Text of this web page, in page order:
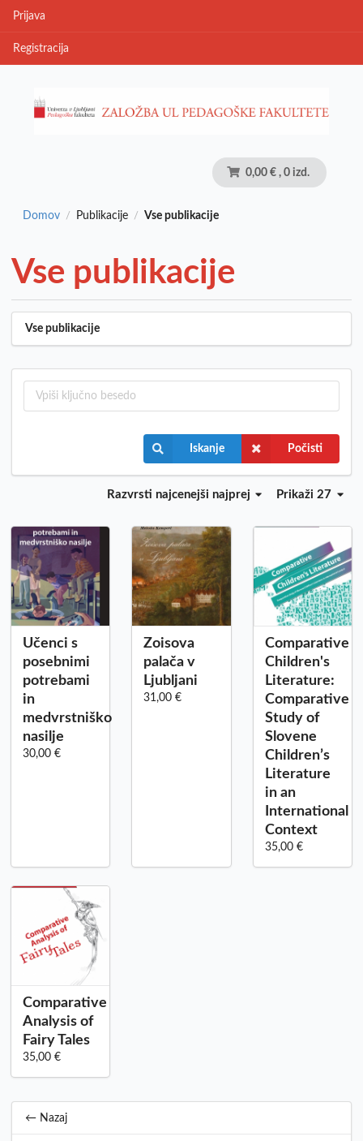
Prijava
Registracija
0,00 € , 0 izd.
Domov / Publikacije / Vse publikacije
Vse publikacije
Vse publikacije
Iskanje Počisti
Prikaži 27
Razvrsti najcenejši najprej
Učenci s
posebnimi
potrebami
in
medvrstniško
nasilje
30,00 €
Zoisova
palača v
Ljubljani
31,00 €
Comparative
Children's
Literature:
Comparative
Study of
Slovene
Children’s
Literature
in an
International
Context
35,00 €
Comparative
Analysis of
Fairy Tales
35,00 €
← Nazaj